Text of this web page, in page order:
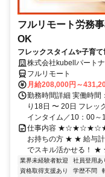
フルリモート労務
OK
フレックスタイム✨子育
株式会社kubellパート
フルリモート
月給208,000円～
勤務時間詳細 実働時間
り18日 〜 20日 フレッ
インタイム／10：00
仕事内容
お持ちの方 ★ ★ 給与
でスキル活かせ
業界未経験者歓迎 社員登用あ
資格取得支援あり
学歴不問